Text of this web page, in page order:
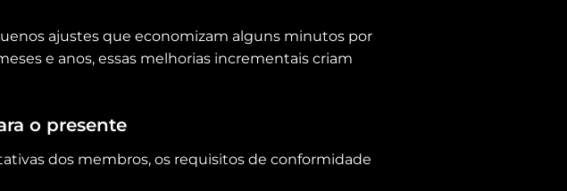
ajustes que economizam alguns minutos por
e anos, essas melhorias incrementais criam
o presente
dos membros, os requisitos de conformidade